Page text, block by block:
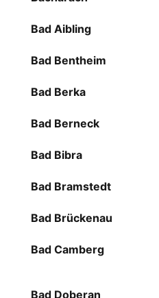
Bad Aibling
Bad Bentheim
Bad Berka
Bad Berneck
Bad Bibra
Bad Bramstedt
Bad Brückenau
Bad Camberg
Bad Doberan